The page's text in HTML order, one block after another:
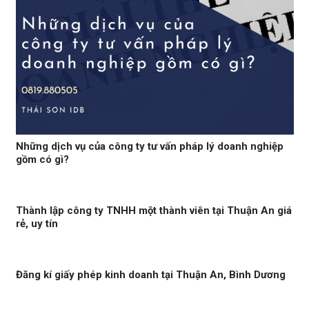
Những dịch vụ của công ty tư vấn pháp lý doanh nghiệp
gồm có gì?
Thành lập công ty TNHH một thành viên tại Thuận An giá
rẻ, uy tín
Đăng kí giấy phép kinh doanh tại Thuận An, Bình Dương